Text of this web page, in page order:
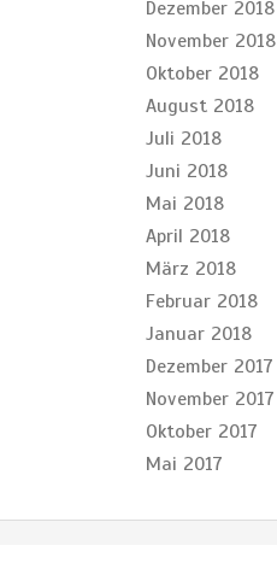
Dezember 2018
November 2018
Oktober 2018
August 2018
Juli 2018
Juni 2018
Mai 2018
April 2018
März 2018
Februar 2018
Januar 2018
Dezember 2017
November 2017
Oktober 2017
Mai 2017